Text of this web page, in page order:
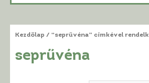
Kezdőlap / “seprűvéna” címkével
seprűvéna